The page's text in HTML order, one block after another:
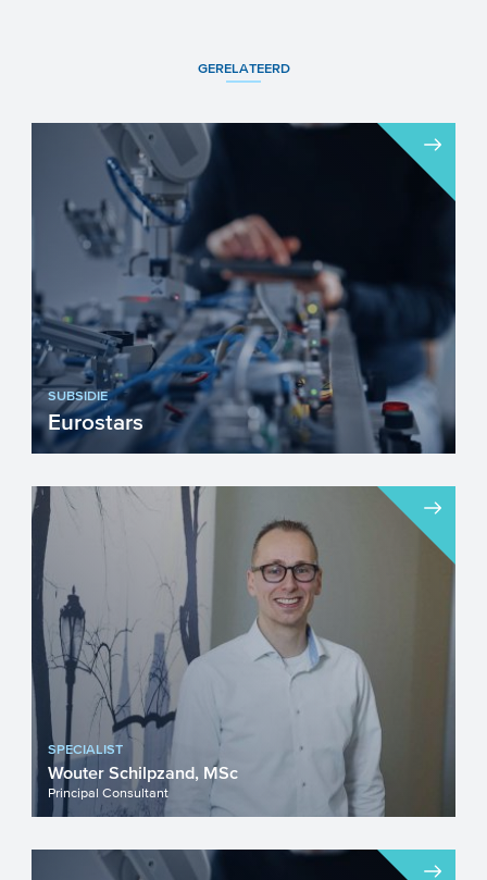
GERELATEERD
SUBSIDIE
Eurostars
Mkb’ers die nieuwe producten, processen
of diensten sneller op de markt willen
brengen kunnen een ...
SPECIALIST
Wouter Schilpzand, MSc
Principal Consultant